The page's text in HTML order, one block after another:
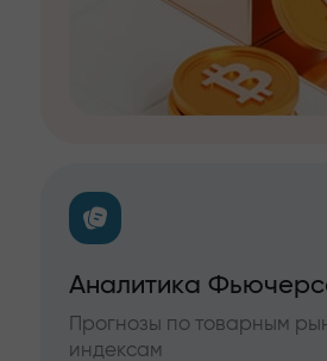
Аналитика
Прогнозы по товарным
индексам